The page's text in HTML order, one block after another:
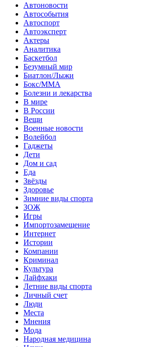
Автоновости
Автособытия
Автоспорт
Автоэксперт
Актеры
Аналитика
Баскетбол
Безумный мир
Биатлон/Лыжи
Бокс/MMA
Болезни и лекарства
В мире
В России
Вещи
Военные новости
Волейбол
Гаджеты
Дети
Дом и сад
Еда
Звёзды
Здоровье
Зимние виды спорта
ЗОЖ
Игры
Импортозамещение
Интернет
Истории
Компании
Криминал
Культура
Лайфхаки
Летние виды спорта
Личный счет
Люди
Места
Мнения
Мода
Народная медицина